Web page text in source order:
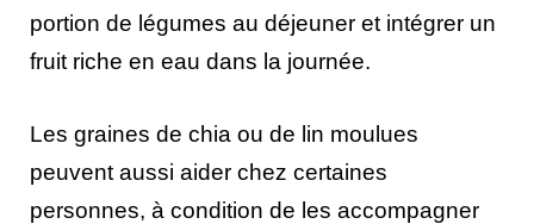
portion de légumes au déjeuner et intégrer un
fruit riche en eau dans la journée.
Les graines de chia ou de lin moulues
peuvent aussi aider chez certaines
personnes, à condition de les accompagner